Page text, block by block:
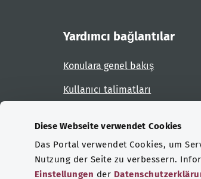
Diese Webseite verwendet Cookies
Das Portal verwendet Cookies, um
Nutzung der Seite zu verbessern.
Einstellungen der
Yardımcı bağlantılar
Konulara genel bakış
Kullanıcı talimatları
Sertifikasyonlar